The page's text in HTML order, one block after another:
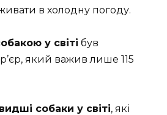
в холодну погоду.
у світі був
який важив лише 115
собаки у світі, які